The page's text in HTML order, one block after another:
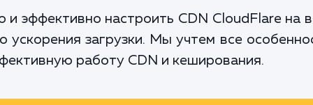
эффективно настроить CDN CloudFlare на
ускорения загрузки. Мы учтем все
работу CDN и кеширования.